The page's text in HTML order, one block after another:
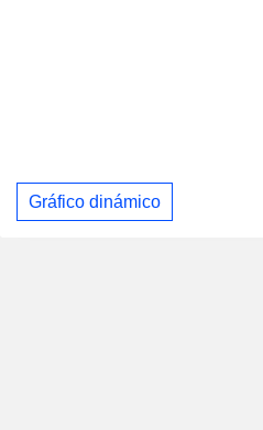
Gráfico dinámico